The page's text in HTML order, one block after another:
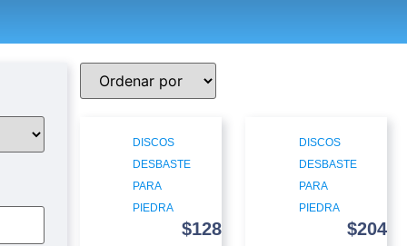
DISCOS
DESBASTE
PARA
PIEDRA
$128
DISCOS
DESBASTE
PARA
PIEDRA
$204